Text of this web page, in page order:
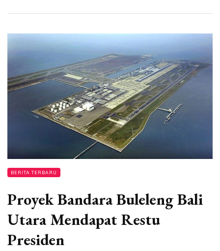
BERITA TERBARU
Proyek Bandara Buleleng Bali
Utara Mendapat Restu
Presiden